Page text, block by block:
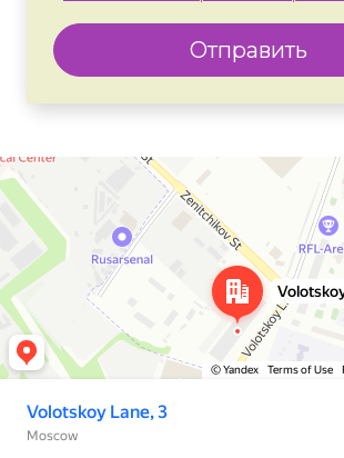
Отправить
Москва
Яндекс Карты — транспорт, навигация, поиск